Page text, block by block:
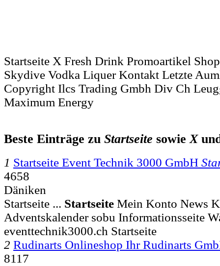
Startseite X Fresh Drink Promoartikel
Skydive Vodka Liquer Kontakt Letzte
Copyright Ilcs Trading Gmbh Div Ch
Maximum Energy
Beste Einträge zu Startseite sowieX
1 Startseite Event Technik 3000 GmbH
4658
Däniken
Startseite ... Startseite Mein Konto News
Adventskalender sobu Informationsseite
eventtechnik3000.ch Startseite
2 Rudinarts Onlineshop Ihr Rudinarts
8117